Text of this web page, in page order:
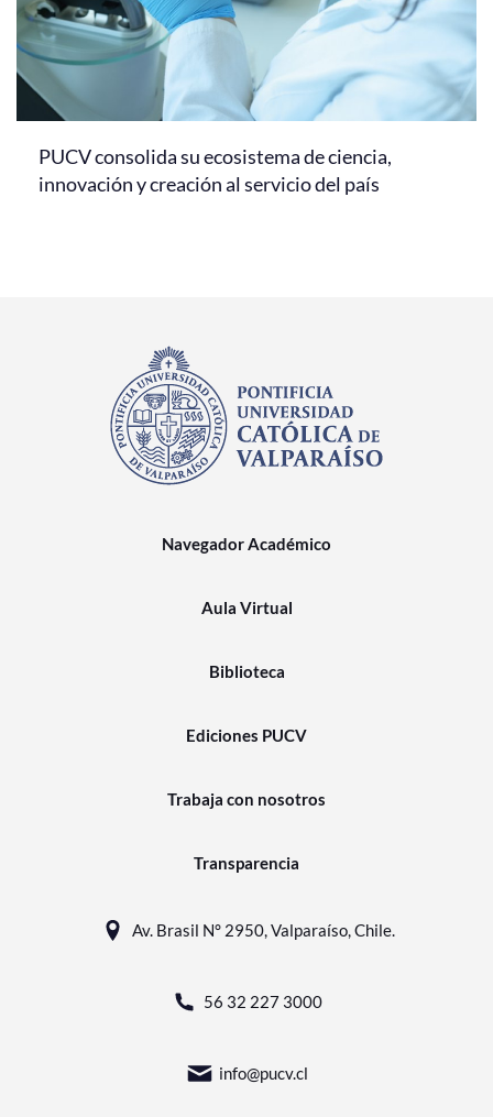
PUCV consolida su ecosistema de ciencia,
innovación y creación al servicio del país
Navegador Académico
Aula Virtual
Biblioteca
Ediciones PUCV
Trabaja con nosotros
Transparencia
Av. Brasil N° 2950, Valparaíso, Chile.
56 32 227 3000
info@pucv.cl